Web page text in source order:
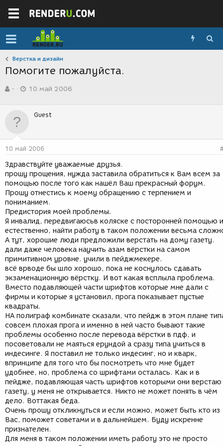
Верстка и дизайн
Помогите пожалуйста.
в
р
м
-
а
д
н
и
я
10 май 2006
Guest
10 май 2006
Здравствуйте уважаемые друзья.
прошу прощения, нужда заставила обратиться к Вам всем за
помощью после того как нашёл Ваш прекрасный форум.
Прошу отнестись к моему обращению с терпением и
пониманием.
Предистория моей проблемы.
Я инвалид, передвигаюсьв коляске с посторонней помощью и
естественно, найти работу в таком положении весьма
А тут, хорошие люди предложили верстать на дому газету.
дали даже человека научить азам вёрстки на самом
примитивном уровне. учили в пейджмекере.
всё врводе бы шло хорошо, пока не коснулось сдавать
экзаменационную вёрстку. И вот какая всплыла проблема.
Вместо подавляющей части шрифтов которые мне дали с
фирмы и которые я установил, прога показывает пустые
квадраты.
НА полиграф комбинате сказали, что пейдж в этом плане
совсем плохая прога и именно в ней часто бывают такие
проблемы особенно после перевода вёрстки в пдф, и
посоветовали не маяться ерундой а сразу типа учиться в
индесинге. Я поставил не только индесинг, но и кварк,
впринципе для того что бы посмотреть что мне будет
удобнее, но, проблема со шрифтами осталась. Как и в
пейдже, подавляющая часть шрифтов которыми они верстаю
газету, у меня не открывается. Никто не может понять в чём
дело. Воттакая беда.
Очень прошу откликнуться и если можно, может быть кто из
Вас, поможет советами и в дальнейшем. Буду искренне
признателен.
Для меня в таком положении иметь работу это не просто